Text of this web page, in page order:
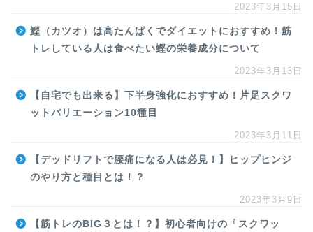
2023年3月15日
鰹（カツオ）は高たんぱくでダイエットにおすすめ！筋
トレしている人は食べたい鰹の栄養成分について
2023年3月13日
【自宅でも出来る】下半身強化におすすめ！片足スクワ
ットバリエーション10種目
2023年3月11日
【デッドリフトで腰痛になる人は必見！】ヒップヒンジ
のやり方と種目とは！？
2023年3月9日
【筋トレのBIG３とは！？】初心者向けの「スクワッ